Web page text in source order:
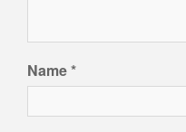
Name*